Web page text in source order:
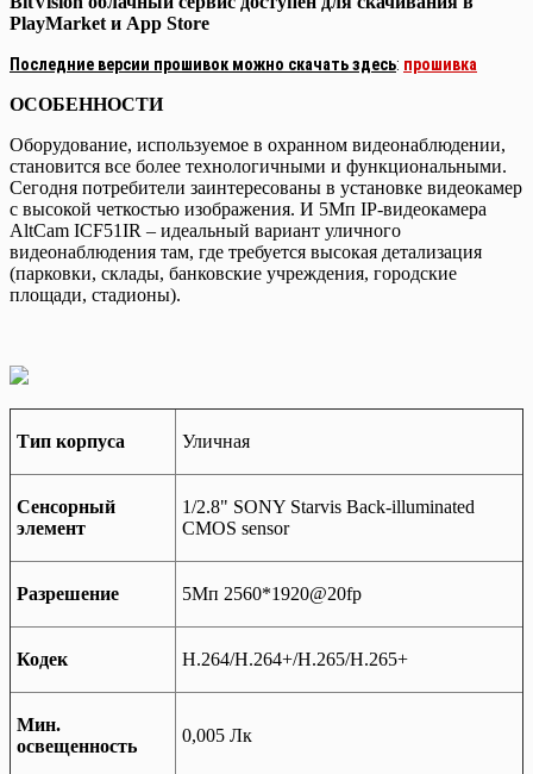
PlayMarket и App Store
Последние версии прошивок можно скачать здесь: прошивка
ОСОБЕННОСТИ
Оборудование, используемое в охранном видеонаблюдении,
становится все более технологичными и функциональными.
Сегодня потребители заинтересованы в установке видеокамер
с высокой четкостью изображения. И 5Мп IP-видеокамера
AltCam ICF51IR – идеальный вариант уличного
видеонаблюдения там, где требуется высокая детализация
(парковки, склады, банковские учреждения, городские
площади, стадионы).
Тип корпуса Уличная
Сенсорный
элемент
1/2.8" SONY Starvis Back-illuminated
CMOS sensor
Разрешение 5Мп 2560*1920@20fp
Кодек H.264/H.264+/H.265/H.265+
Мин.
освещенность
0,005 Лк